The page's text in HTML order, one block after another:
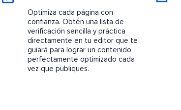
Optimiza cada página con
confianza. Obtén una lista de
verificación sencilla y práctica
directamente en tu editor que te
guiará para lograr un contenido
perfectamente optimizado cada
vez que publiques.